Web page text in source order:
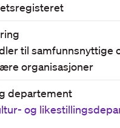
til samfunnsnyttige
organisasjoner
departement
og